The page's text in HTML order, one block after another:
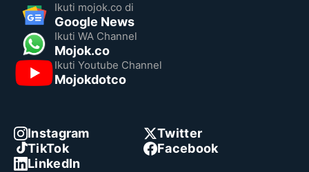
Ikuti mojok.co di
Google News
Ikuti WA Channel
Mojok.co
Ikuti Youtube Channel
Mojokdotco
Instagram
Twitter
TikTok
Facebook
LinkedIn